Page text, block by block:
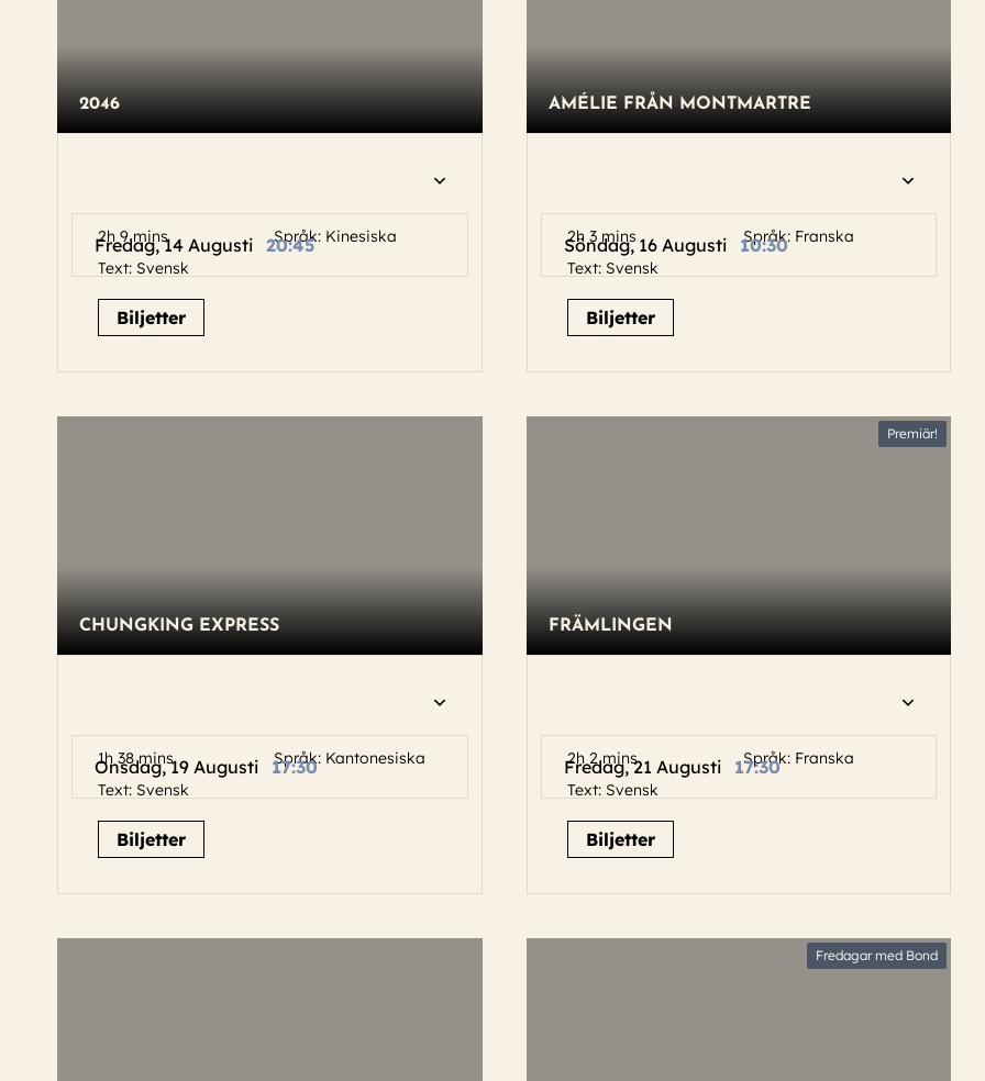
2046
Fredag, 14 Augusti 20:45
2h 9 mins
Språk: Kinesiska
Text: Svensk
Biljetter
AMÉLIE FRÅN MONTMARTRE
Söndag, 16 Augusti 10:30
2h 3 mins
Språk: Franska
Text: Svensk
Biljetter
CHUNGKING EXPRESS
Onsdag, 19 Augusti 17:30
1h 38 mins
Språk: Kantonesiska
Text: Svensk
Biljetter
Premiär!
FRÄMLINGEN
Fredag, 21 Augusti 17:30
2h 2 mins
Språk: Franska
Text: Svensk
Biljetter
Fredagar med Bond